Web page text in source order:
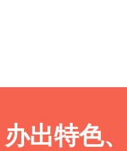
出特色